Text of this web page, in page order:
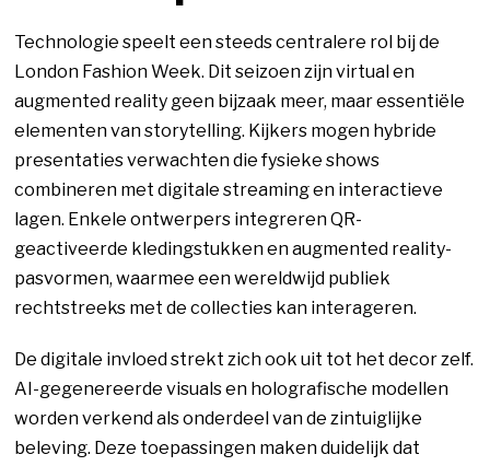
Technologie speelt een steeds centralere rol bij de
London Fashion Week. Dit seizoen zijn virtual en
augmented reality geen bijzaak meer, maar essentiële
elementen van storytelling. Kijkers mogen hybride
presentaties verwachten die fysieke shows
combineren met digitale streaming en interactieve
lagen. Enkele ontwerpers integreren QR-
geactiveerde kledingstukken en augmented reality-
pasvormen, waarmee een wereldwijd publiek
rechtstreeks met de collecties kan interageren.
De digitale invloed strekt zich ook uit tot het decor zelf.
AI-gegenereerde visuals en holografische modellen
worden verkend als onderdeel van de zintuiglijke
beleving. Deze toepassingen maken duidelijk dat